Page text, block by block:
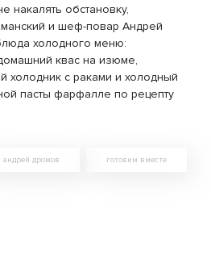
накалять обстановку,
и шеф-повар Андрей
холодного меню:
квас на изюме,
с раками и холодный
пасты фарфалле по рецепту
андрей дромов готовим вместе